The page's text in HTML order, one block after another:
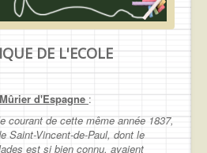
DE L'ECOLE
d'Espagne:
courant de cette même année 1837,
Saint-Vincent-de-Paul, dont le
est si bien connu, avaient